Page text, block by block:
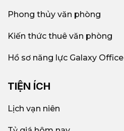
Phong thủy văn phòng
Kiến thức thuê văn phòng
Hồ sơ năng lực Galaxy Office
TIỆN ÍCH
Lịch vạn niên